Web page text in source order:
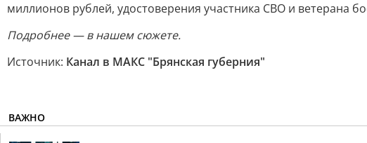
миллионов рублей, удостоверения участника СВО и ветерана
Подробнее — в нашем сюжете.
Источник: Канал в МАКС "Брянская губерния"
ВАЖНО